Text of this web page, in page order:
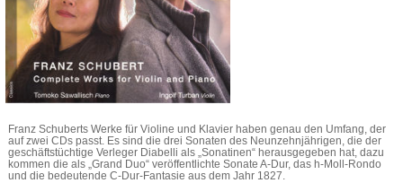
Franz Schuberts Werke für Violine und Klavier haben genau den Umfang, der
auf zwei CDs passt. Es sind die drei Sonaten des Neunzehnjährigen, die der
geschäftstüchtige Verleger Diabelli als „Sonatinen“ herausgegeben hat, dazu
kommen die als „Grand Duo“ veröffentlichte Sonate A-Dur, das h-Moll-Rondo
und die bedeutende C-Dur-Fantasie aus dem Jahr 1827.